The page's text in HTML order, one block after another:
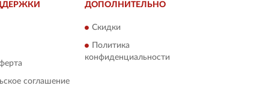
соглашение
ДОПОЛНИТЕЛЬНО
Скидки
Политика
конфиденциальности